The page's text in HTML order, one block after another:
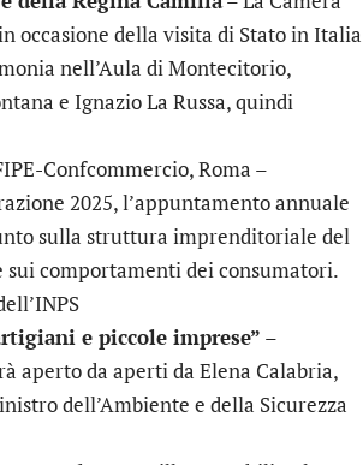
occasione della visita di Stato in Italia
nell’Aula di Montecitorio,
e Ignazio La Russa, quindi
Confcommercio, Roma –
2025, l’appuntamento annuale
sulla struttura imprenditoriale del
comportamenti dei consumatori.
e piccole imprese” –
aperto da aperti da Elena Calabria,
dell’Ambiente e della Sicurezza